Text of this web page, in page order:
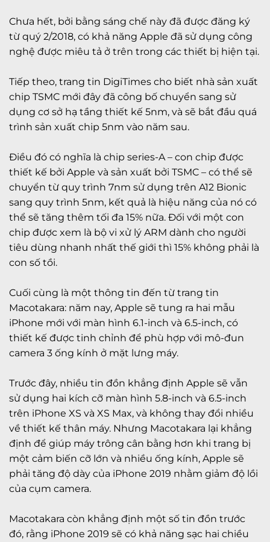
Chưa hết, bởi bằng sáng chế này đã được đăng ký
từ quý 2/2018, có khả năng Apple đã sử dụng công
nghệ được miêu tả ở trên trong các thiết bị hiện tại.
Tiếp theo, trang tin DigiTimes cho biết nhà sản xuất
chip TSMC mới đây đã công bố chuyển sang sử
dụng cơ sở hạ tầng thiết kế 5nm, và sẽ bắt đầu quá
trình sản xuất chip 5nm vào năm sau.
Điều đó có nghĩa là chip series-A – con chip được
thiết kế bởi Apple và sản xuất bởi TSMC – có thể sẽ
chuyển từ quy trình 7nm sử dụng trên A12 Bionic
sang quy trình 5nm, kết quả là hiệu năng của nó có
thể sẽ tăng thêm tối đa 15% nữa. Đối với một con
chip được xem là bộ vi xử lý ARM dành cho người
tiêu dùng nhanh nhất thế giới thì 15% không phải là
con số tồi.
Cuối cùng là một thông tin đến từ trang tin
Macotakara: năm nay, Apple sẽ tung ra hai mẫu
iPhone mới với màn hình 6.1-inch và 6.5-inch, có
thiết kế được tinh chỉnh để phù hợp với mô-đun
camera 3 ống kính ở mặt lưng máy.
Trước đây, nhiều tin đồn khẳng định Apple sẽ vẫn
sử dụng hai kích cỡ màn hình 5.8-inch và 6.5-inch
trên iPhone XS và XS Max, và không thay đổi nhiều
về thiết kế thân máy. Nhưng Macotakara lại khẳng
định để giúp máy trông cân bằng hơn khi trang bị
một cảm biến cỡ lớn và nhiều ống kính, Apple sẽ
phải tăng độ dày của iPhone 2019 nhằm giảm độ lồi
của cụm camera.
Macotakara còn khẳng định một số tin đồn trước
đó, rằng iPhone 2019 sẽ có khả năng sạc hai chiều